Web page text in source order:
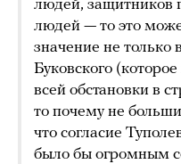
людей, защитников
людей — то это
значение не только
Буковского
всей обстановки в
то почему не
что согласие
было бы огромным